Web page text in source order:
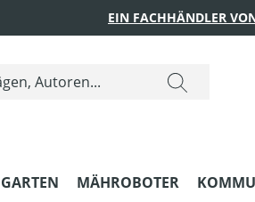
EIN FACHHÄNDLER
GARTEN MÄHROBOTER